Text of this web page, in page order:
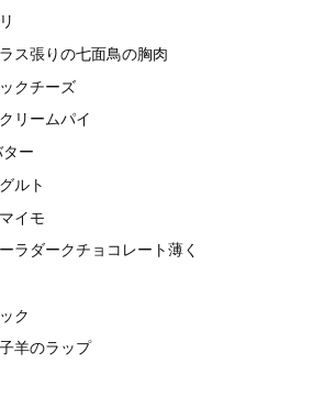
ス張りの七面鳥の胸肉
クチーズ
リームパイ
ー
ルト
イモ
ラダークチョコレート薄く
ク
羊のラップ